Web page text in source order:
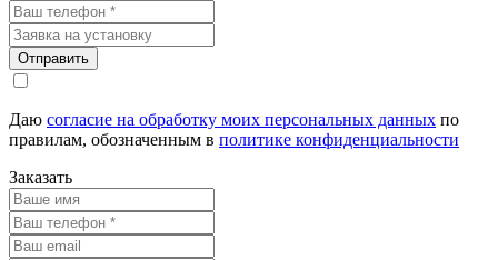
Отправить
Даю согласие на обработку моих персональных данных по
правилам, обозначенным в политике конфиденциальности
Заказать